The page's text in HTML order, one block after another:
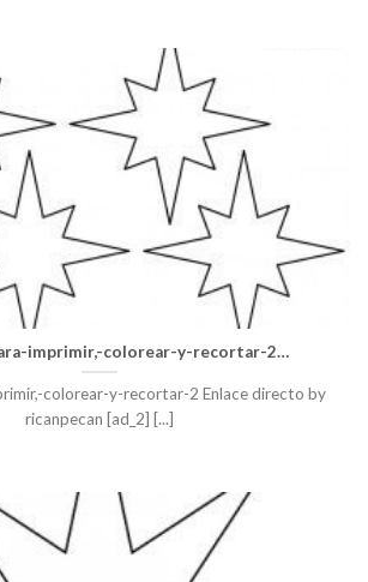
imprimir,-colorear-y-recortar-2…
colorear-y-recortar-2 Enlace directo by
ricanpecan [ad_2] [...]